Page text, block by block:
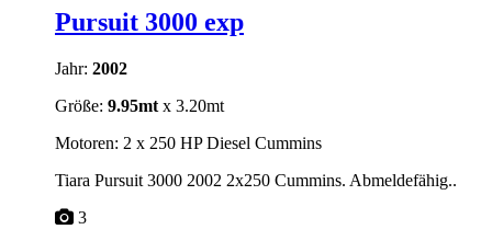
Pursuit 3000 exp
Jahr: 2002
Größe: 9.95mt x 3.20mt
Motoren: 2 x 250 HP Diesel Cummins
Tiara Pursuit 3000 2002 2x250 Cummins. Abmeldefähig..
3